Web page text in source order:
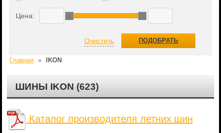
Главная » IKON
ШИНЫ IKON (623)
Каталог производителя летних шин
Цена:
Очистить ПОДОБРАТЬ